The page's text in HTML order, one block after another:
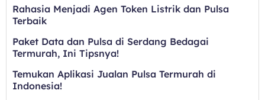
Rahasia Menjadi Agen Token Listrik dan Pulsa
Terbaik
Paket Data dan Pulsa di Serdang Bedagai
Termurah, Ini Tipsnya!
Temukan Aplikasi Jualan Pulsa Termurah di
Indonesia!